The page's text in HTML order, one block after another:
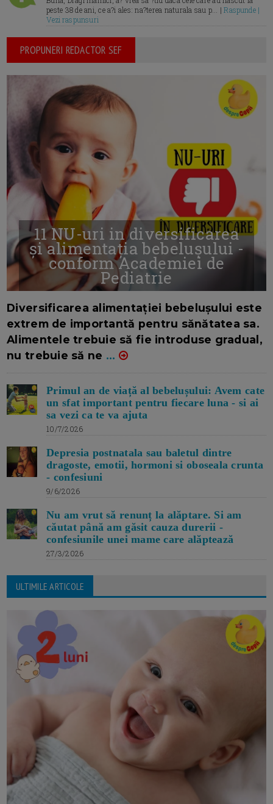
peste 38 de ani, ce a?i ales: na?terea naturala sau p... |Raspunde |
Vezi raspunsuri
PROPUNERI REDACTOR SEF
11 NU-uri in diversificarea
și alimentația bebelușului -
conform Academiei de
Pediatrie
Diversificarea alimentației bebelușului este
extrem de importantă pentru sănătatea sa.
Alimentele trebuie să fie introduse gradual,
nu trebuie să ne ...
Primul an de viață al bebelușului: Avem cate
un sfat important pentru fiecare luna - si ai
sa vezi ca te va ajuta
10/7/2026
Depresia postnatala sau baletul dintre
dragoste, emotii, hormoni si oboseala crunta
- confesiuni
9/6/2026
Nu am vrut să renunț la alăptare. Si am
căutat până am găsit cauza durerii -
confesiunile unei mame care alăptează
27/3/2026
ULTIMILE ARTICOLE